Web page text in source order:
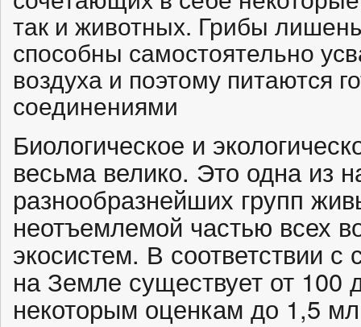
так и животных. Грибы
способны самостоятельно
воздуха и поэтому питаются
соединениями
Биологическое и
весьма велико. Это одна из
разнообразнейших групп
неотъемлемой частью всех
экосистем. В соответствии
на Земле существует от 100
некоторым оценкам до 1,5